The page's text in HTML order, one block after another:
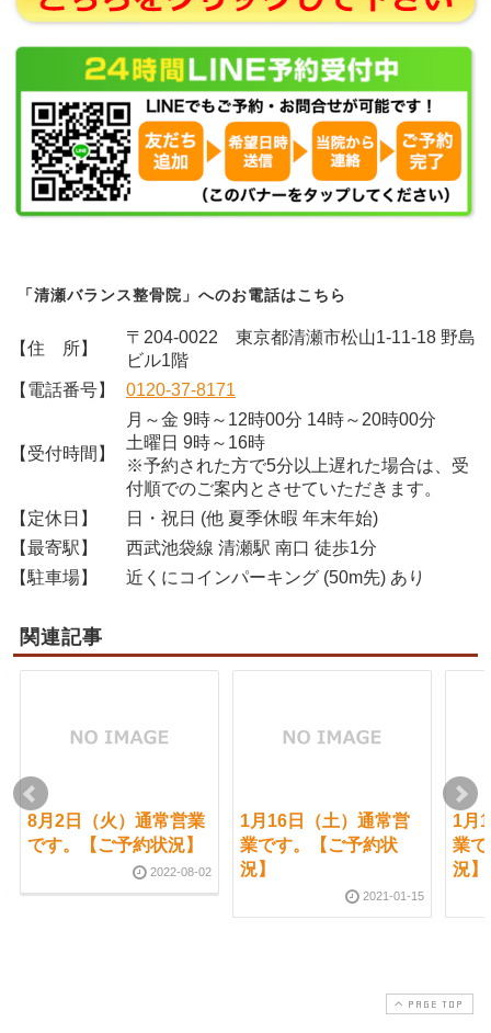
「清瀬バランス整骨院」へのお電話はこちら
【住 所】
〒204-0022 東京都清瀬市松山1-11-18 野島
ビル1階
【電話番号】
0120-37-8171
【受付時間】
月～金 9時～12時00分 14時～20時00分
土曜日 9時～16時
※予約された方で5分以上遅れた場合は、受
付順でのご案内とさせていただきます。
【定休日】
日・祝日 (他 夏季休暇 年末年始)
【最寄駅】
西武池袋線 清瀬駅 南口 徒歩1分
【駐車場】
近くにコインパーキング (50m先) あり
関連記事
8月2日（火）通常営業
です。【ご予約状況】
2022-08-02
1月16日（土）通常営
業です。【ご予約状
況】
2021-01-15
1月
業
況】
PAGE TOP